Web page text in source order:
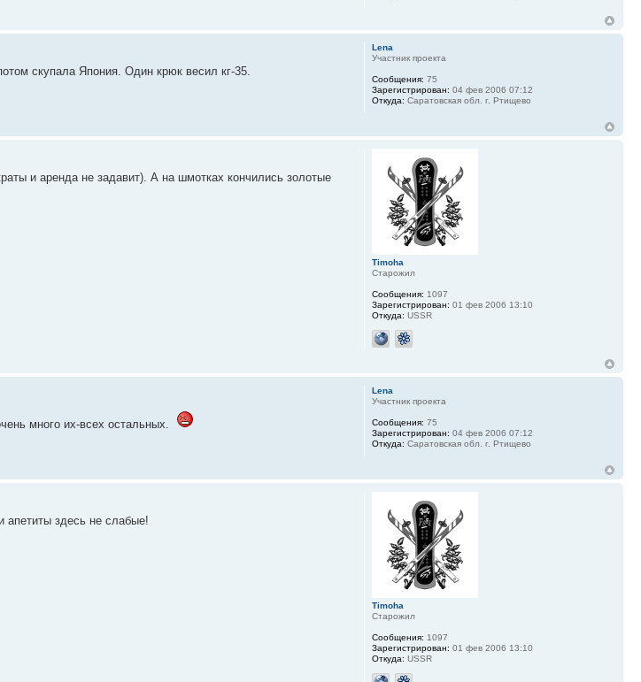
скупала Япония. Один крюк весил кг-35.
Lena
Участник проекта
Сообщения: 75
Зарегистрирован: 04 фев 2006 07:12
Откуда: Саратовская обл. г. Ртищево
и аренда не задавит). А на шмотках кончились золотые
Timoha
Старожил
Сообщения: 1097
Зарегистрирован: 01 фев 2006 13:10
Откуда: USSR
много их-всех остальных.
Lena
Участник проекта
Сообщения: 75
Зарегистрирован: 04 фев 2006 07:12
Откуда: Саратовская обл. г. Ртищево
апетиты здесь не слабые!
Timoha
Старожил
Сообщения: 1097
Зарегистрирован: 01 фев 2006 13:10
Откуда: USSR